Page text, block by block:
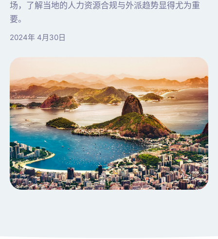
场，了解当地的人力资源合规与外派趋势显得尤为重
要。
2024年 4月30日